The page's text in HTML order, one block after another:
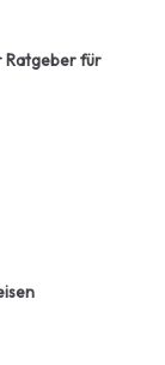
Ratgeber für